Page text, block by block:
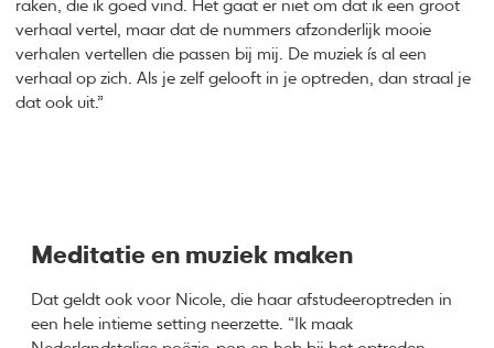
raken, die ik goed vind. Het gaat er niet om dat ik een groot
verhaal vertel, maar dat de nummers afzonderlijk mooie
verhalen vertellen die passen bij mij. De muziek ís al een
verhaal op zich. Als je zelf gelooft in je optreden, dan straal je
dat ook uit.”
Meditatie en muziek maken
Dat geldt ook voor Nicole, die haar afstudeeroptreden in
een hele intieme setting neerzette. “Ik maak